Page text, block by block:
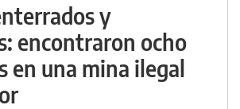
y
encontraron ocho
en una mina ilegal